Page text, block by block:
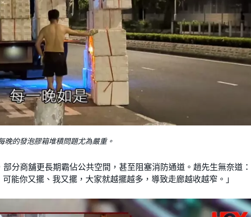
晚的發泡膠箱堆積問題尤為嚴重。
分商舖更長期霸佔公共空間，甚至阻塞消防通道。趙先生無奈道
能你又擺、我又擺，大家就越擺越多，導致走廊越收越窄。」